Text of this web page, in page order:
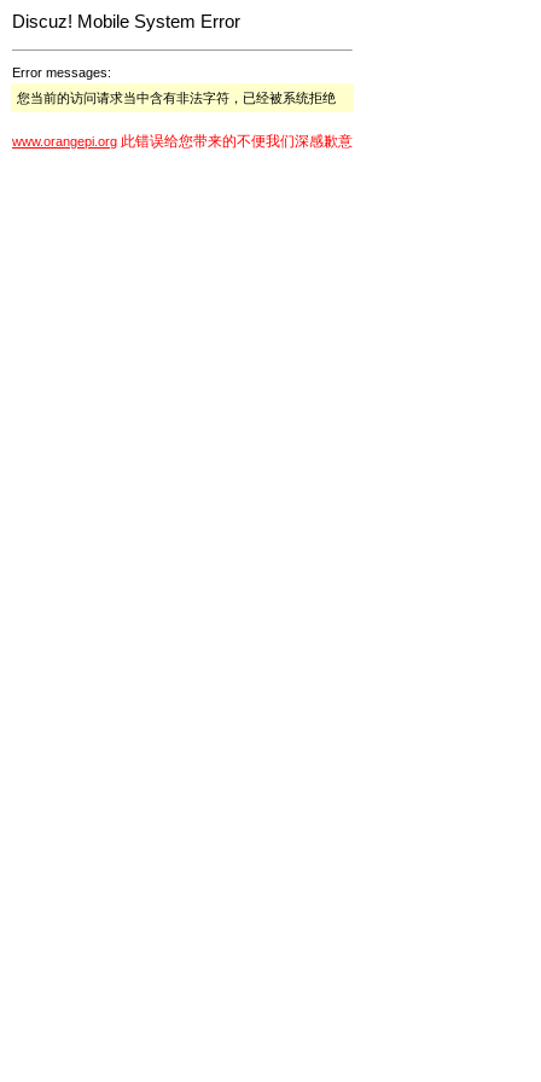
Discuz! Mobile System Error
Error messages:
您当前的访问请求当中含有非法字符，已经被系统拒绝
www.orangepi.org 此错误给您带来的不便我们深感歉意